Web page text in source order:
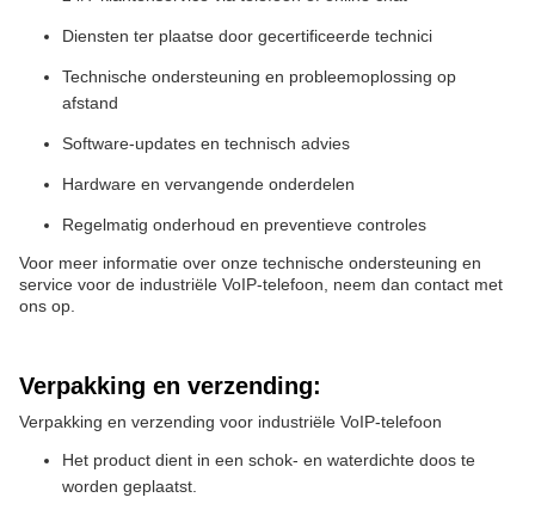
Diensten ter plaatse door gecertificeerde technici
Technische ondersteuning en probleemoplossing op
afstand
Software-updates en technisch advies
Hardware en vervangende onderdelen
Regelmatig onderhoud en preventieve controles
Voor meer informatie over onze technische ondersteuning en
service voor de industriële VoIP-telefoon, neem dan contact met
ons op.
Verpakking en verzending:
Verpakking en verzending voor industriële VoIP-telefoon
Het product dient in een schok- en waterdichte doos te
worden geplaatst.